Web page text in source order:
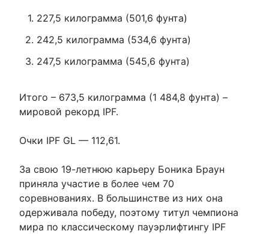
227,5 килограмма (501,6 фунта)
242,5 килограмма (534,6 фунта)
247,5 килограмма (545,6 фунта)
Итого – 673,5 килограмма (1 484,8 фунта) –
мировой рекорд IPF.
Очки IPF GL — 112,61.
За свою 19-летнюю карьеру Боника Браун
приняла участие в более чем 70
соревнованиях. В большинстве из них она
одерживала победу, поэтому титул чемпиона
мира по классическому пауэрлифтингу IPF